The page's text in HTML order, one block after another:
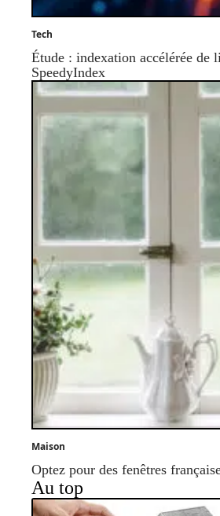
Tech
Étude : indexation accélérée de
SpeedyIndex
Maison
Optez pour des fenêtres
Au top